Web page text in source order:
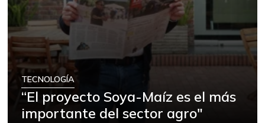
TECNOLOGÍA
“El proyecto Soya-Maíz es el más
importante del sector agro"